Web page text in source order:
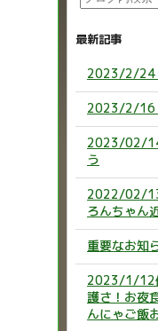
最新記事
2023/2/24
2023/2/16
2023/02/
う
2022/02/
ろんちゃん
重要なお知
2023/1/12
護さ！お夜
んにゃご飯